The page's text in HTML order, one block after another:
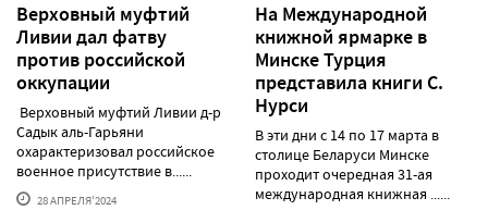
Верховный муфтий
Ливии дал фатву
против российской
оккупации
Верховный муфтий Ливии д-р
Садык аль-Гарьяни
охарактеризовал российское
военное присутствие в......
28 АПРЕЛЯ'2024
На Международной
книжной ярмарке в
Минске Турция
представила книги С.
Нурси
В эти дни с 14 по 17 марта в
столице Беларуси Минске
проходит очередная 31-ая
международная книжная ......